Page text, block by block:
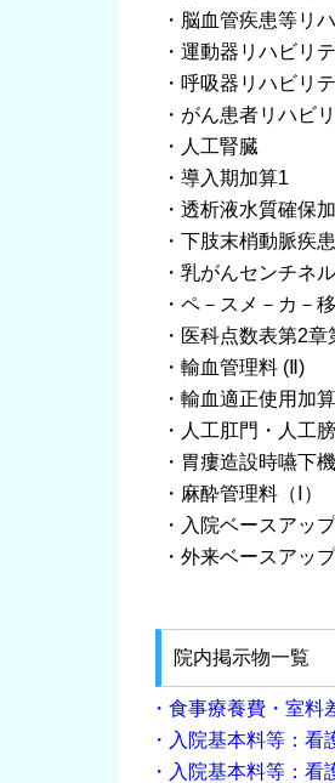
・脳血管疾患等リ
・運動器リハビリ
・呼吸器リハビリ
・がん患者リハビ
・人工腎臓
・導入期加算1
・透析液水質確保
・下肢末梢動脈疾
・乳がんセンチネ
・ペ－スメ－カ－
・医科点数表第2
・輸血管理料 (Ⅱ)
・輸血適正使用加算
・人工肛門・人工
・胃瘻造設時嚥下
・麻酔管理料（Ⅰ）
・入院ベースアッ
・外来ベースアッ
院内掲示物一覧
・食事療養費・室料
・入院基本料等：
・入院基本料等：